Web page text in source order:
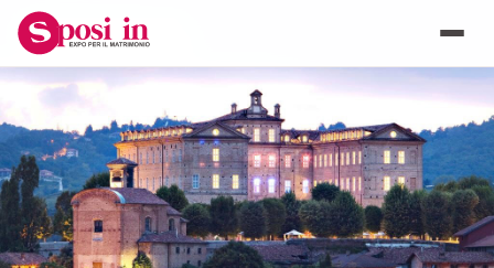
LOCATION & VILLE